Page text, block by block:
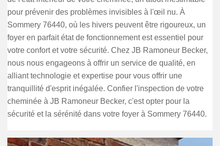
pour prévenir des problèmes invisibles à l'œil nu. À
Sommery 76440, où les hivers peuvent être rigoureux, un
foyer en parfait état de fonctionnement est essentiel pour
votre confort et votre sécurité. Chez JB Ramoneur Becker,
nous nous engageons à offrir un service de qualité, en
alliant technologie et expertise pour vous offrir une
tranquillité d'esprit inégalée. Confier l'inspection de votre
cheminée à JB Ramoneur Becker, c'est opter pour la
sécurité et la sérénité dans votre foyer à Sommery 76440.